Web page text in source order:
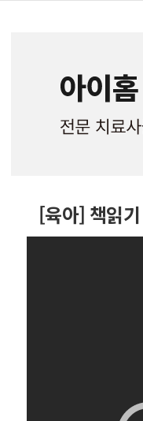
[육아] 책읽